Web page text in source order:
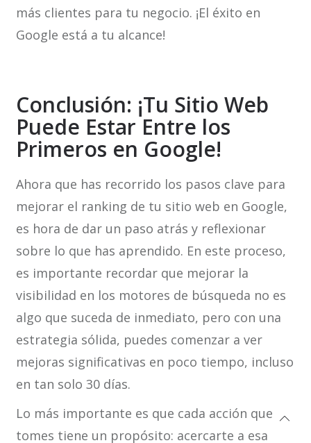
más clientes para tu negocio. ¡El éxito en
Google está a tu alcance!
Conclusión: ¡Tu Sitio Web
Puede Estar Entre los
Primeros en Google!
Ahora que has recorrido los pasos clave para
mejorar el ranking de tu sitio web en Google,
es hora de dar un paso atrás y reflexionar
sobre lo que has aprendido. En este proceso,
es importante recordar que mejorar la
visibilidad en los motores de búsqueda no es
algo que suceda de inmediato, pero con una
estrategia sólida, puedes comenzar a ver
mejoras significativas en poco tiempo, incluso
en tan solo 30 días.
Lo más importante es que cada acción que
tomes tiene un propósito: acercarte a esa